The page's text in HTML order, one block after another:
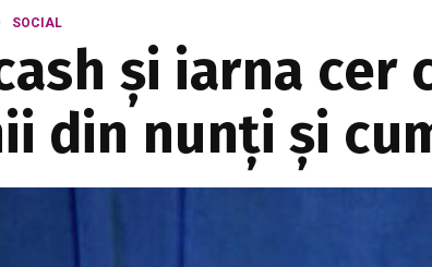
SOCIAL
și iarna
din nunți și